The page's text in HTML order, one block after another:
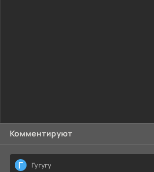
Комментируют
Г Гугугу